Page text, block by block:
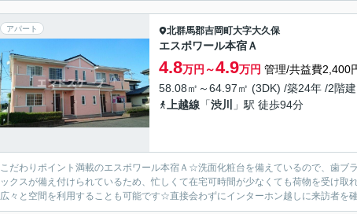
アパート 北群馬郡吉岡町大字大久保
エスポワール本宿Ａ
4.8万円～4.9万円 管理/共益費2,400
58.08㎡～64.97㎡ (3DK) /築24年 /2階建
上越線 「渋川 」駅 徒歩94分
こだわりポイント満載のエスポワール本宿Ａ☆洗面化粧台を備えているので、歯
ックスが備え付けられているため、忙しくて在宅可時間が少なくても荷物を受け
広々と空間を利用することも可能です☆直接会わずにインターホン越しに来訪者を